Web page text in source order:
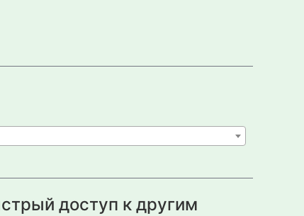
доступ к другим